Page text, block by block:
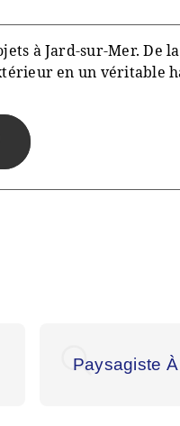
à Jard-sur-Mer. De
en un véritable
Paysagiste